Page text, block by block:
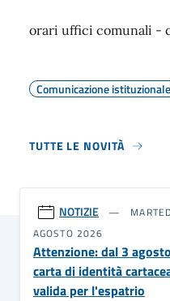
orari uffici comunali -
Comunicazione istituzionale
TUTTE LE NOVITÀ
NOTIZIE
AGOSTO 2026
Attenzione: dal 3
carta di identità
valida per l'espatrio